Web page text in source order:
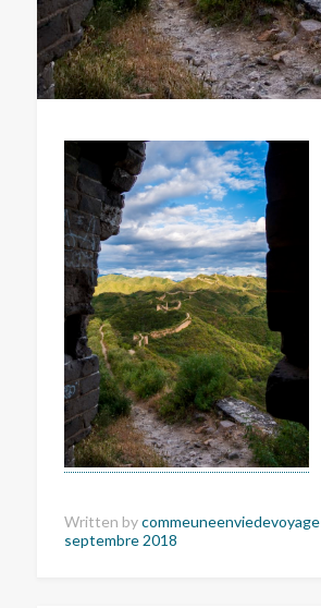
Written bycommeuneenviedevoyage
septembre 2018